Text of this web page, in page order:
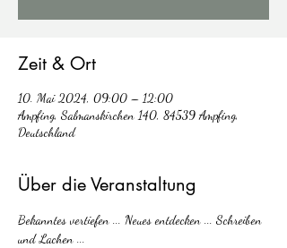
Zeit & Ort
10. Mai 2024, 09:00 – 12:00
Ampfing, Salmanskirchen 140, 84539 Ampfing,
Deutschland
Über die Veranstaltung
Bekanntes vertiefen ... Neues entdecken ... Schreiben
und Lachen ...